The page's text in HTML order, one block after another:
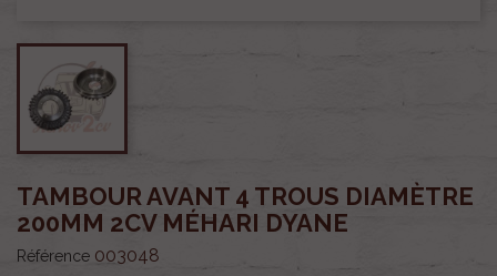
TAMBOUR AVANT 4 TROUS DIAMÈTRE
200MM 2CV MÉHARI DYANE
Référence 003048